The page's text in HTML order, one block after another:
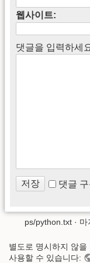
웹사이트:
댓글을 입력하세
댓글
ps/python.txt ·
별도로 명시하지 않
사용할 수 있습니다: